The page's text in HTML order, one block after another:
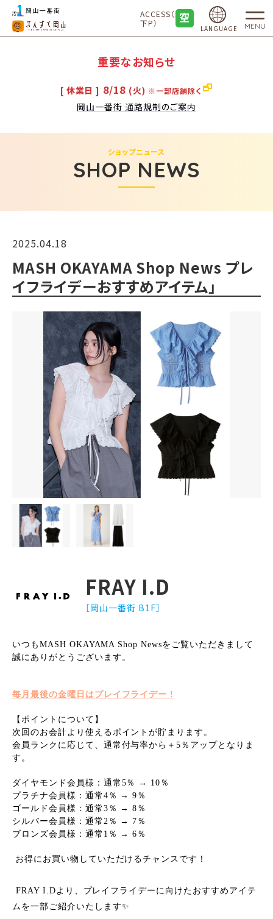
ACCESS（地
下P）
LANGUAGE MENU
重要なお知らせ
[ 休業日 ] 8/18 (火) ※一部店舗除く
岡山一番街 通路規制のご案内
SHOP NEWS
ショップニュース
2025.04.18
MASH OKAYAMA Shop News プレ
イフライデーおすすめアイテム」
FRAY I.D
［岡山一番街 B1F］
いつもMASH OKAYAMA Shop Newsをご覧いただきまして
誠にありがとうございます。
毎月最後の金曜日はプレイフライデー !
【ポイントについて】
次回のお会計より使えるポイントが貯まります。
会員ランクに応じて、通常付与率から＋5％アップとなりま
す。
ダイヤモンド会員様：通常5％ → 10％
プラチナ会員様：通常4％ → 9％
ゴールド会員様：通常3％ → 8％
シルバー会員様：通常2％ → 7％
ブロンズ会員様：通常1％ → 6％
お得にお買い物していただけるチャンスです！
FRAY I.Dより、プレイフライデーに向けたおすすめアイテ
ムを一部ご紹介いたします✨